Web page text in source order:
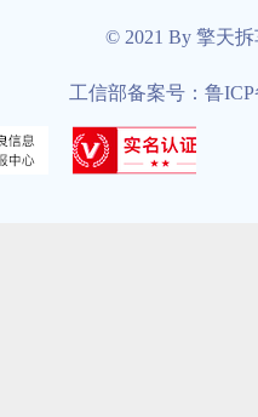
© 2021 By 擎天
工信部备案号：鲁